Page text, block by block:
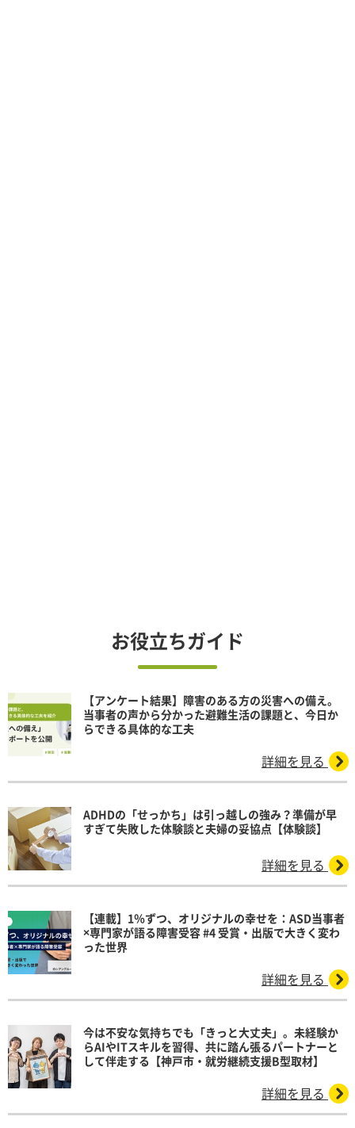
お役立ちガイド
【アンケート結果】障害のある方の災害への備え。
当事者の声から分かった避難生活の課題と、今日か
らできる具体的な工夫
詳細を見る
ADHDの「せっかち」は引っ越しの強み？準備が早
すぎて失敗した体験談と夫婦の妥協点【体験談】
詳細を見る
【連載】1％ずつ、オリジナルの幸せを：ASD当事者
×専門家が語る障害受容 #4 受賞・出版で大きく変わ
った世界
詳細を見る
今は不安な気持ちでも「きっと大丈夫」。未経験か
らAIやITスキルを習得、共に踏ん張るパートナーと
して伴走する【神戸市・就労継続支援B型取材】
詳細を見る